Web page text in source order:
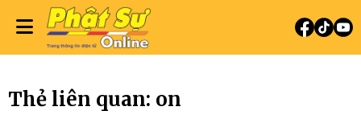
Thẻ liên quan: on